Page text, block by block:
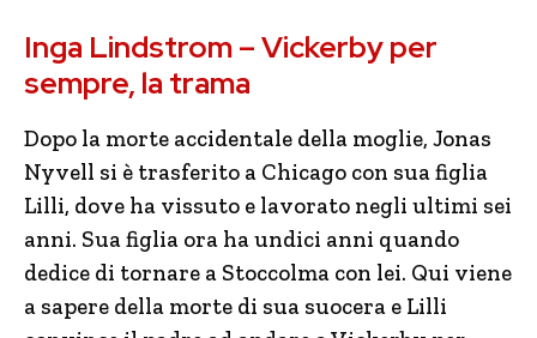
Inga Lindstrom – Vickerby per
sempre, la trama
Dopo la morte accidentale della moglie, Jonas
Nyvell si è trasferito a Chicago con sua figlia
Lilli, dove ha vissuto e lavorato negli ultimi sei
anni. Sua figlia ora ha undici anni quando
dedice di tornare a Stoccolma con lei. Qui viene
a sapere della morte di sua suocera e Lilli